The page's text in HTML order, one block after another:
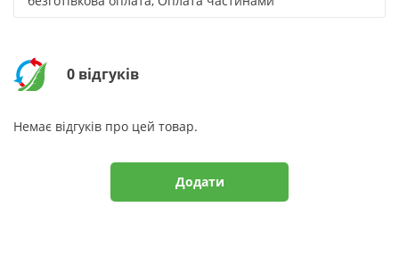
0 відгуків
Немає відгуків про цей товар.
Додати